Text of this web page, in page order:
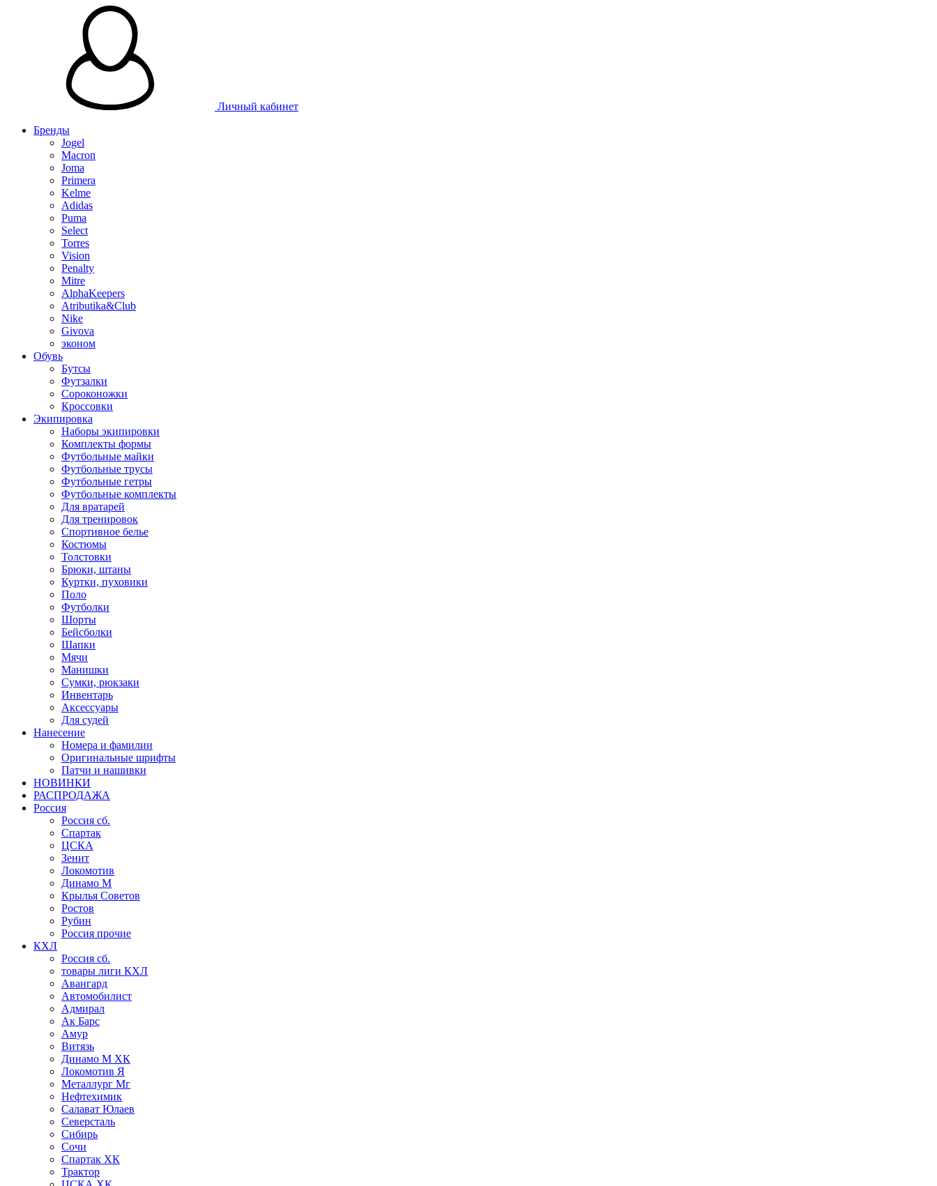
Личный кабинет
Бренды
Jogel
Macron
Joma
Primera
Kelme
Adidas
Puma
Select
Torres
Vision
Penalty
Mitre
AlphaKeepers
Atributika&Club
Nike
Givova
эконом
Обувь
Бутсы
Футзалки
Сороконожки
Кроссовки
Экипировка
Наборы экипировки
Комплекты формы
Футбольные майки
Футбольные трусы
Футбольные гетры
Футбольные комплекты
Для вратарей
Для тренировок
Спортивное белье
Костюмы
Толстовки
Брюки, штаны
Куртки, пуховики
Поло
Футболки
Шорты
Бейсболки
Шапки
Мячи
Манишки
Сумки, рюкзаки
Инвентарь
Аксессуары
Для судей
Нанесение
Номера и фамилии
Оригинальные шрифты
Патчи и нашивки
НОВИНКИ
РАСПРОДАЖА
Россия
Россия сб.
Спартак
ЦСКА
Зенит
Локомотив
Динамо М
Крылья Советов
Ростов
Рубин
Россия прочие
КХЛ
Россия сб.
товары лиги КХЛ
Авангард
Автомобилист
Адмирал
Ак Барс
Амур
Витязь
Динамо М ХК
Локомотив Я
Металлург Мг
Нефтехимик
Салават Юлаев
Северсталь
Сибирь
Сочи
Спартак ХК
Трактор